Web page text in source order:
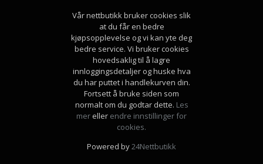
Vår nettbutikk bruker cookies slik
at du får en bedre
kjøpsopplevelse og vi kan yte deg
bedre service. Vi bruker cookies
hovedsaklig til å lagre
innloggingsdetaljer og huske hva
du har puttet i handlekurven din.
Fortsett å bruke siden som
normalt om du godtar dette. Les
mer eller endre innstillinger for
cookies.
Powered by24Nettbutikk